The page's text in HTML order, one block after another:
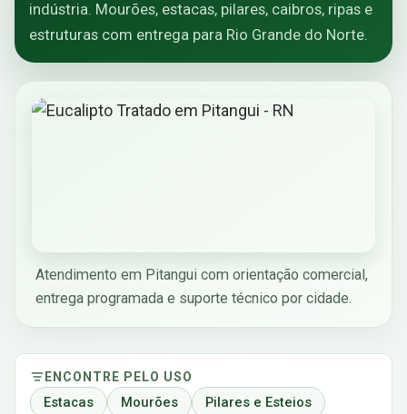
indústria. Mourões, estacas, pilares, caibros, ripas e
estruturas com entrega para Rio Grande do Norte.
Atendimento em Pitangui com orientação comercial,
entrega programada e suporte técnico por cidade.
ENCONTRE PELO USO
Estacas Mourões
Pilares e Esteios